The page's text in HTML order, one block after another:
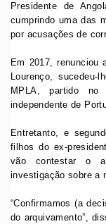
Presidente de
cumprindo uma das
por acusações de
Em 2017, renunciou
Lourenço,
MPLA, partido
independente de
Entretanto, e
filhos do ex-
vão contestar o
investigação sobre a
“Confirmamos (a
do arquivamento”,